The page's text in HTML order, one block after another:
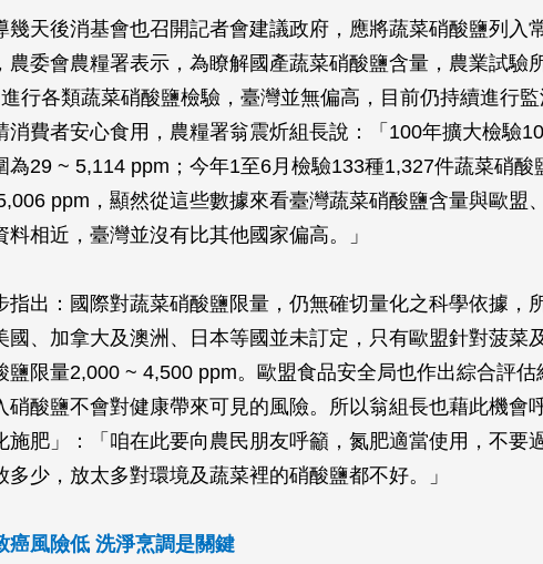
幾天後消基會也召開記者會建議政府，應將蔬菜硝酸鹽列入
農委會農糧署表示，為瞭解國產蔬菜硝酸鹽含量，農業試驗
行各類蔬菜硝酸鹽檢驗，臺灣並無偏高，目前仍持續進行
消費者安心食用，農糧署翁震炘組長說：「100年擴大檢驗
為29 ~ 5,114 ppm；今年1至6月檢驗133種1,327件蔬菜硝酸
ppm，顯然從這些數據來看臺灣蔬菜硝酸鹽含量與歐盟
料相近，臺灣並沒有比其他國家偏高。」
指出：國際對蔬菜硝酸鹽限量，仍無確切量化之科學依據，
國、加拿大及澳洲、日本等國並未訂定，只有歐盟針對菠菜
鹽限量2,000 ~ 4,500 ppm。歐盟食品安全局也作出綜合評估
硝酸鹽不會對健康帶來可見的風險。所以翁組長也藉此機會
施肥」：「咱在此要向農民朋友呼籲，氮肥適當使用，不要
多少，放太多對環境及蔬菜裡的硝酸鹽都不好。」
癌風險低 洗淨烹調是關鍵